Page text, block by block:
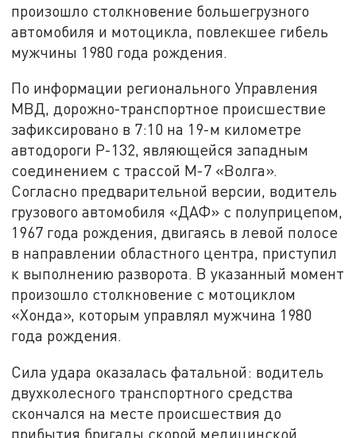
произошло столкновение большегрузного
автомобиля и мотоцикла, повлекшее гибель
мужчины 1980 года рождения.
По информации регионального Управления
МВД, дорожно-транспортное происшествие
зафиксировано в 7:10 на 19-м километре
автодороги Р-132, являющейся западным
соединением с трассой М-7 «Волга».
Согласно предварительной версии, водитель
грузового автомобиля «ДАФ» с полуприцепом,
1967 года рождения, двигаясь в левой полосе
в направлении областного центра, приступил
к выполнению разворота. В указанный момент
произошло столкновение с мотоциклом
«Хонда», которым управлял мужчина 1980
года рождения.
Сила удара оказалась фатальной: водитель
двухколесного транспортного средства
скончался на месте происшествия до
прибытия бригады скорой медицинской